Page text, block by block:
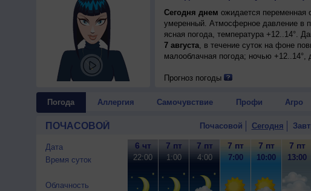
Сегодня днем ожидается переменная
умеренный. Атмосферное давление в
ясная погода, температура +12..14°.
7 августа, в течение суток на фоне
малооблачная погода; ночью +12..14°,
Прогноз погоды
Погода Аллергия Самочувствие Профи Агро
ПОЧАСОВОЙ Почасовой Сегодня
Дата
Время суток
Облачность
6 чт
22:00
7 пт
1:00
7 пт
4:00
7 пт
7:00
7 пт
10:00
7 пт
13:00